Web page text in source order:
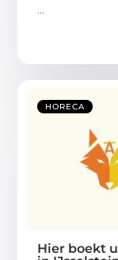
HORECA
Hier boekt